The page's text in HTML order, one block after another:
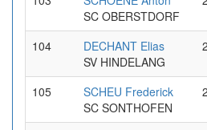
SC OBERSTDORF
104
DECHANT Elias
SV HINDELANG
105
SCHEU Frederick
SC SONTHOFEN